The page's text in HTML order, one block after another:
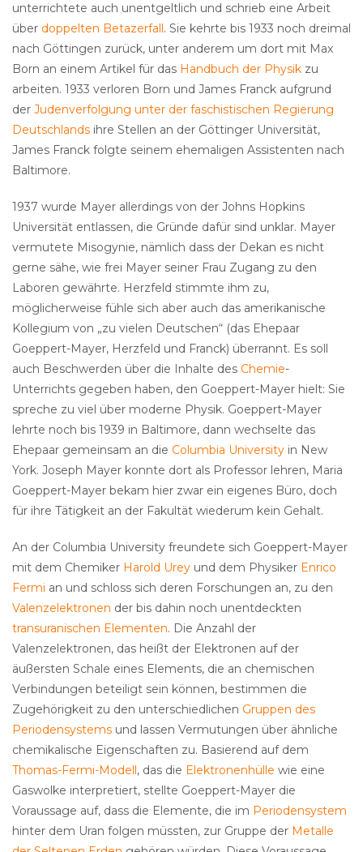
unterrichtete auch unentgeltlich und schrieb eine Arbeit
über doppelten Betazerfall. Sie kehrte bis 1933 noch dreimal
nach Göttingen zurück, unter anderem um dort mit Max
Born an einem Artikel für das Handbuch der Physik zu
arbeiten. 1933 verloren Born und James Franck aufgrund
der Judenverfolgung unter der faschistischen Regierung
Deutschlands ihre Stellen an der Göttinger Universität,
James Franck folgte seinem ehemaligen Assistenten nach
Baltimore.
1937 wurde Mayer allerdings von der Johns Hopkins
Universität entlassen, die Gründe dafür sind unklar. Mayer
vermutete Misogynie, nämlich dass der Dekan es nicht
gerne sähe, wie frei Mayer seiner Frau Zugang zu den
Laboren gewährte. Herzfeld stimmte ihm zu,
möglicherweise fühle sich aber auch das amerikanische
Kollegium von „zu vielen Deutschen“ (das Ehepaar
Goeppert-Mayer, Herzfeld und Franck) überrannt. Es soll
auch Beschwerden über die Inhalte des Chemie-
Unterrichts gegeben haben, den Goeppert-Mayer hielt: Sie
spreche zu viel über moderne Physik. Goeppert-Mayer
lehrte noch bis 1939 in Baltimore, dann wechselte das
Ehepaar gemeinsam an die Columbia University in New
York. Joseph Mayer konnte dort als Professor lehren, Maria
Goeppert-Mayer bekam hier zwar ein eigenes Büro, doch
für ihre Tätigkeit an der Fakultät wiederum kein Gehalt.
An der Columbia University freundete sich Goeppert-Mayer
mit dem Chemiker Harold Urey und dem Physiker Enrico
Fermi an und schloss sich deren Forschungen an, zu den
Valenzelektronen der bis dahin noch unentdeckten
transuranischen Elementen. Die Anzahl der
Valenzelektronen, das heißt der Elektronen auf der
äußersten Schale eines Elements, die an chemischen
Verbindungen beteiligt sein können, bestimmen die
Zugehörigkeit zu den unterschiedlichen Gruppen des
Periodensystems und lassen Vermutungen über ähnliche
chemikalische Eigenschaften zu. Basierend auf dem
Thomas-Fermi-Modell, das die Elektronenhülle wie eine
Gaswolke interpretiert, stellte Goeppert-Mayer die
Voraussage auf, dass die Elemente, die im Periodensystem
hinter dem Uran folgen müssten, zur Gruppe der Metalle